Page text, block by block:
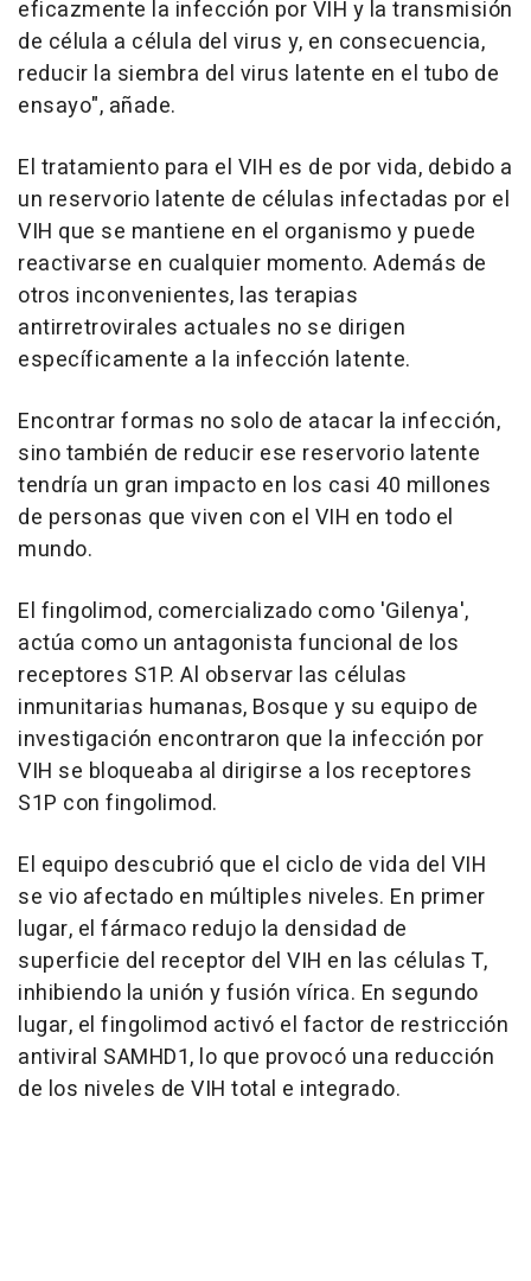
eficazmente la infección por VIH y la transmisión
de célula a célula del virus y, en consecuencia,
reducir la siembra del virus latente en el tubo de
ensayo", añade.
El tratamiento para el VIH es de por vida, debido a
un reservorio latente de células infectadas por el
VIH que se mantiene en el organismo y puede
reactivarse en cualquier momento. Además de
otros inconvenientes, las terapias
antirretrovirales actuales no se dirigen
específicamente a la infección latente.
Encontrar formas no solo de atacar la infección,
sino también de reducir ese reservorio latente
tendría un gran impacto en los casi 40 millones
de personas que viven con el VIH en todo el
mundo.
El fingolimod, comercializado como 'Gilenya',
actúa como un antagonista funcional de los
receptores S1P. Al observar las células
inmunitarias humanas, Bosque y su equipo de
investigación encontraron que la infección por
VIH se bloqueaba al dirigirse a los receptores
S1P con fingolimod.
El equipo descubrió que el ciclo de vida del VIH
se vio afectado en múltiples niveles. En primer
lugar, el fármaco redujo la densidad de
superficie del receptor del VIH en las células T,
inhibiendo la unión y fusión vírica. En segundo
lugar, el fingolimod activó el factor de restricción
antiviral SAMHD1, lo que provocó una reducción
de los niveles de VIH total e integrado.